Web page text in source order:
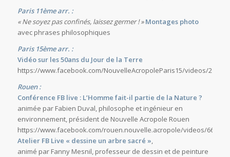
Paris 11ème arr. :
« Ne soyez pas confinés, laissez germer ! » Montages photo
avec phrases philosophiques
Paris 15ème arr. :
Vidéo sur les 50ans du Jour de la Terre
https://www.facebook.com/NouvelleAcropoleParis15/videos/
Rouen :
Conférence FB live : L’Homme fait-il partie de la Nature ?
animée par Fabien Duval, philosophe et ingénieur en
environnement, président de Nouvelle Acropole Rouen
https://www.facebook.com/rouen.nouvelle.acropole/videos/
Atelier FB Live « dessine un arbre sacré »,
animé par Fanny Mesnil, professeur de dessin et de peinture